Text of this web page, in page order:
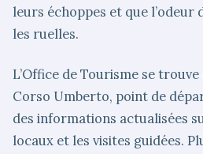
leurs échoppes et que l’odeur
les ruelles.
L’Office de Tourisme se
Corso Umberto, point de
des informations actualisées
locaux et les visites guidées.